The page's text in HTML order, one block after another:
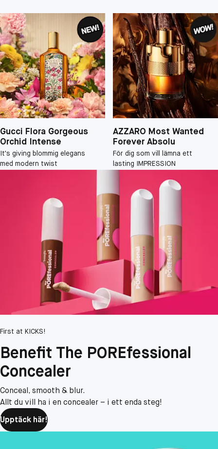
Gucci Flora Gorgeous
Orchid Intense
It's giving blommig elegans
med modern twist
AZZARO Most Wanted
Forever Absolu
För dig som vill lämna ett
lasting IMPRESSION
First at KICKS!
Benefit The POREfessional
Concealer​
Conceal, smooth & blur.
Allt du vill ha i en concealer – i ett enda steg!
Upptäck här!